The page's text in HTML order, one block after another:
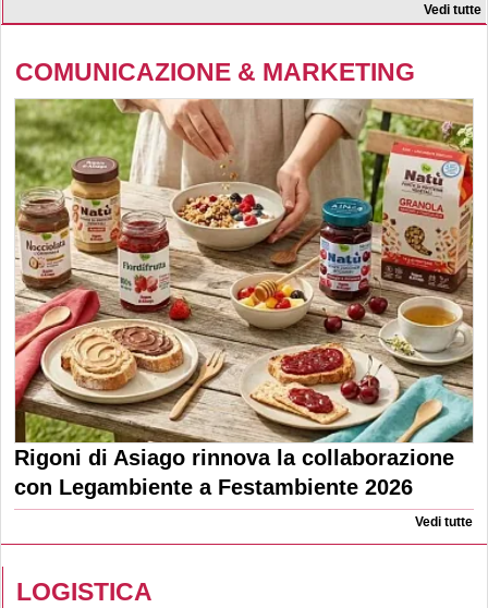
Vedi tutte
COMUNICAZIONE & MARKETING
Rigoni di Asiago rinnova la collaborazione
con Legambiente a Festambiente 2026
Vedi tutte
LOGISTICA